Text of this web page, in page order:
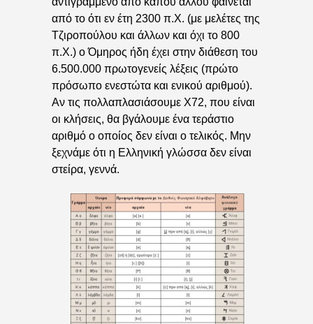
από το ότι εν έτη 2300 π.Χ. (με μελέτες της
Τζιροπούλου και άλλων και όχι το 800
π.Χ.) ο Όμηρος ήδη έχει στην διάθεση του
6.500.000 πρωτογενείς λέξεις (πρώτο
πρόσωπο ενεστώτα και ενικού αριθμού).
Αν τις πολλαπλασιάσουμε Χ72, που είναι
οι κλήσεις, θα βγάλουμε ένα τεράστιο
αριθμό ο οποίος δεν είναι ο τελικός. Μην
ξεχνάμε ότι η Ελληνική γλώσσα δεν είναι
στείρα, γεννά.